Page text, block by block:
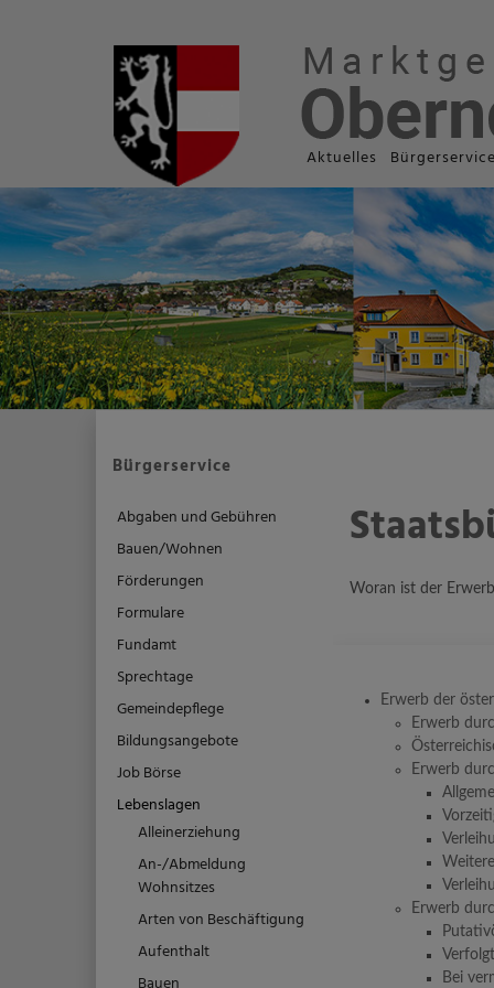
Aktuelles Bürgerservice
Woran ist der
Erwerb der
Erwerb
Erwerb
Erwerb
Bei
Bürgerservice
Abgaben und Gebühren
Bauen/Wohnen
Förderungen
Formulare
Fundamt
Sprechtage
Gemeindepflege
Bildungsangebote
Job Börse
Lebenslagen
Alleinerziehung
An-/Abmeldung
Wohnsitzes
Arten von Beschäftigung
Aufenthalt